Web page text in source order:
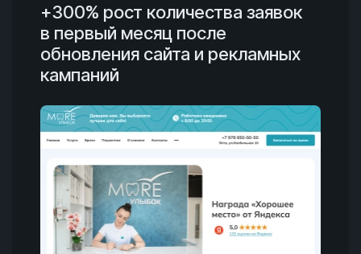
+300% рост количества заявок
в первый месяц после
обновления сайта и рекламных
кампаний